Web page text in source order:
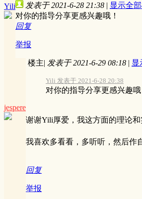
Yili 发表于 2021-6-28 21:38 | 显示全
对你的指导分享更感兴趣哦！
回复
举报
jespere
楼主| 发表于 2021-6-29 08:18 | 显
Yili 发表于 2021-6-28 20:38
对你的指导分享更感兴趣哦
谢谢Yili厚爱，我这方面的理论
我喜欢多看看，多听听，然后作
回复
举报